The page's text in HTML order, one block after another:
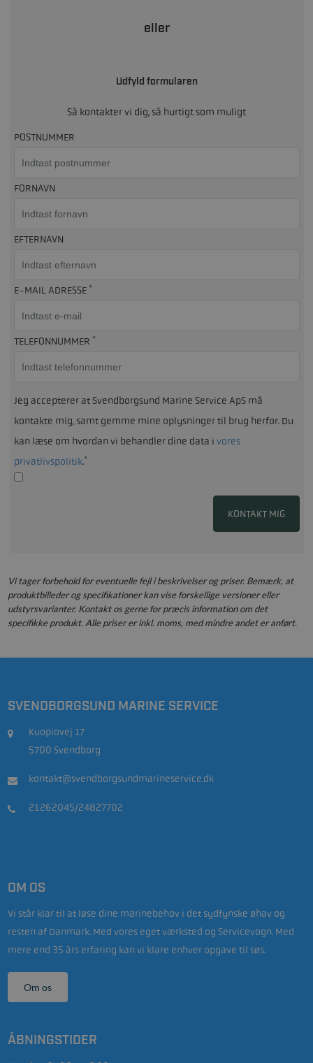
eller
Udfyld formularen
Så kontakter vi dig, så hurtigt som muligt
POSTNUMMER
FORNAVN
EFTERNAVN
E-MAIL ADRESSE *
TELEFONNUMMER *
Jeg accepterer at Svendborgsund Marine Service ApS må
kontakte mig, samt gemme mine oplysninger til brug herfor. Du
kan læse om hvordan vi behandler dine data i vores
privatlivspolitik.*
KONTAKT MIG
Vi tager forbehold for eventuelle fejl i beskrivelser og priser. Bemærk, at
produktbilleder og specifikationer kan vise forskellige versioner eller
udstyrsvarianter. Kontakt os gerne for præcis information om det
specifikke produkt. Alle priser er inkl. moms, med mindre andet er anført.
SVENDBORGSUND MARINE SERVICE
Kuopiovej 17
5700 Svendborg
kontakt@svendborgsundmarineservice.dk
21262045/24827702
OM OS
Vi står klar til at løse dine marinebehov i det sydfynske øhav og
resten af Danmark. Med vores eget værksted og Servicevogn. Med
mere end 35 års erfaring kan vi klare enhver opgave til søs.
Om os
ÅBNINGSTIDER